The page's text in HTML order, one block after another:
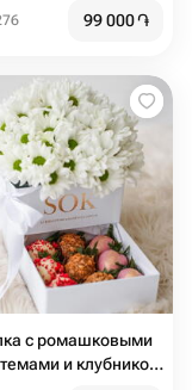
99 000֏
с ромашковыми
и клубникой